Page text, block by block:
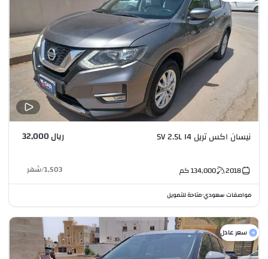
نيسان اكس تريل SV 2.5L I4 ريال 32,000
2018
134,000كم 1,503
/شهر
مواصفات سعودي•متاحة للتمويل
سعر عادل